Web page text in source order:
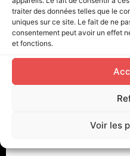
traiter des données telles que le
uniques sur ce site. Le fait de ne
consentement peut avoir un effet
et fonctions.
Voir les
Equipement &
Du slidder à la
pleinement de votre
Equipement &
(paquettes de